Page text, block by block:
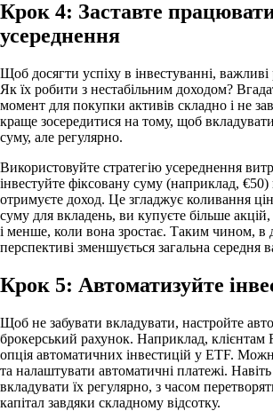
Крок 4: Заставте
усереднення
Щоб досягти успіху в інвестуванні, важливі
Як їх робити з нестабільним доходом?
момент для покупки активів складно і не
краще зосередитися на тому, щоб
суму, але регулярно.
Використовуйте стратегію усереднення
інвестуйте фіксовану суму (наприклад,
отримуєте доход. Це згладжує коливання
суму для вкладень, ви купуєте більше акцій,
і менше, коли вона зростає. Таким чином, в
перспективі зменшується загальна середня
Крок 5: Автоматизуйте
Щоб не забувати вкладувати, настройте
брокерський рахунок. Наприклад, клієнтам
опція автоматичних інвестицій у ETF.
та налаштувати автоматичні платежі.
вкладувати їх регулярно, з часом
капітал завдяки складному відсотку.